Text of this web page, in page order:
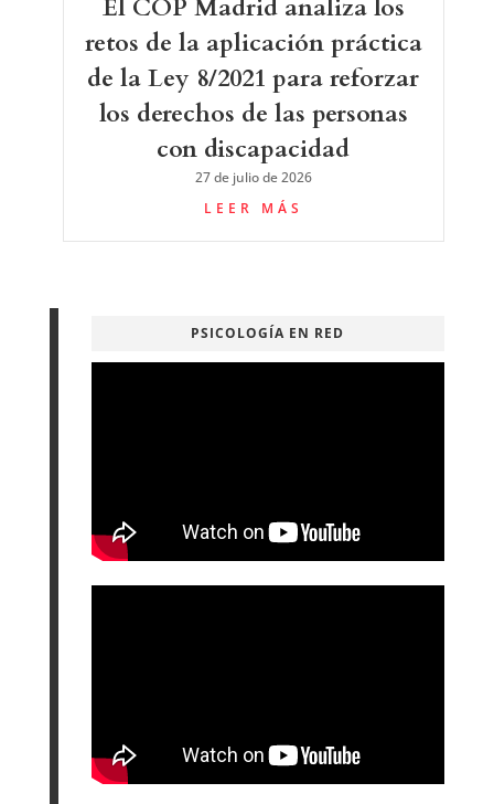
El COP Madrid analiza los
retos de la aplicación práctica
de la Ley 8/2021 para reforzar
los derechos de las personas
con discapacidad
27 de julio de 2026
LEER MÁS
PSICOLOGÍA EN RED